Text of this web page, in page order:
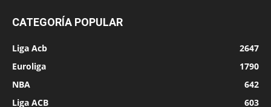
CATEGORÍA POPULAR
Liga Acb
2647
Euroliga
1790
NBA
642
Liga ACB
603